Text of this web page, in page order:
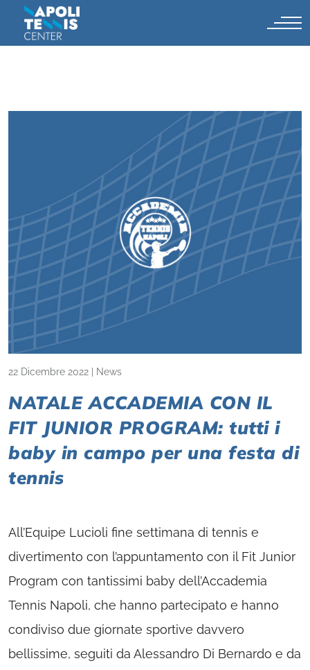
22 Dicembre 2022 News
NATALE ACCADEMIA CON IL
FIT JUNIOR PROGRAM: tutti i
baby in campo per una festa di
tennis
All’Equipe Lucioli fine settimana di tennis e
divertimento con l’appuntamento con il Fit Junior
Program con tantissimi baby dell’Accademia
Tennis Napoli, che hanno partecipato e hanno
condiviso due giornate sportive davvero
bellissime, seguiti da Alessandro Di Bernardo e da